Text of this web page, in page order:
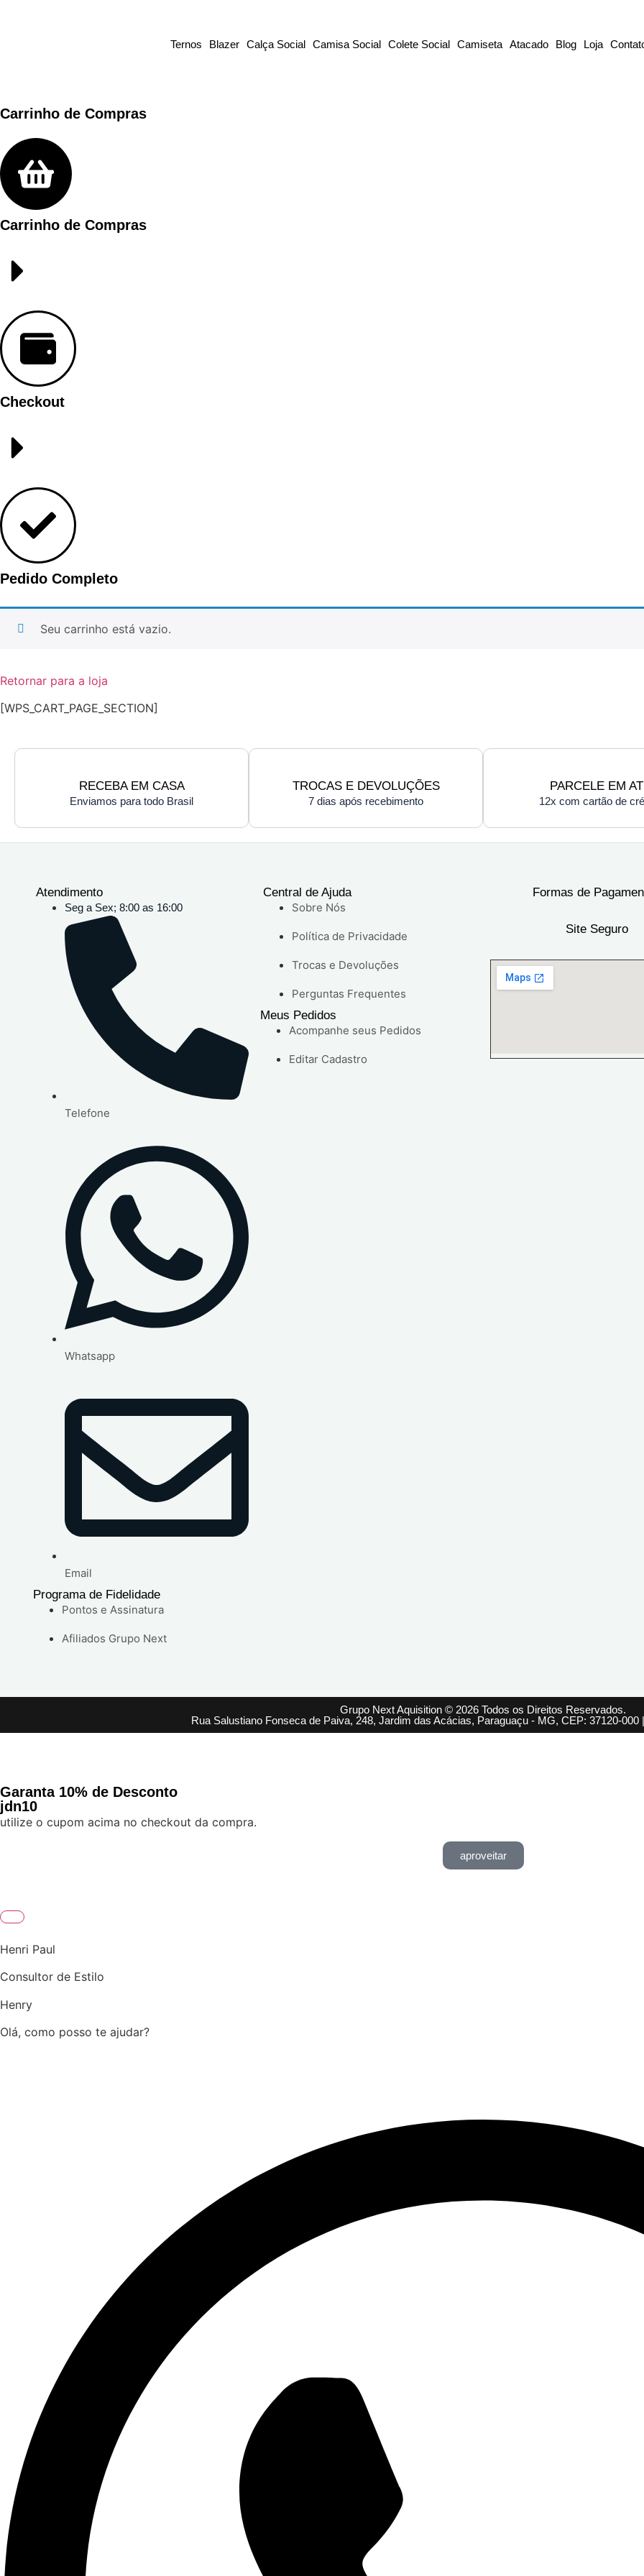
Ternos Blazer Calça Social Camisa Social Colete Social Camiseta Atacado Blog Loja
Carrinho de Compras
Carrinho de Compras
Checkout
Pedido Completo
Seu carrinho está vazio.
Retornar para a loja
[WPS_CART_PAGE_SECTION]
RECEBA EM CASA
Enviamos para todo Brasil
TROCAS E DEVOLUÇÕES
7 dias após recebimento
PARCELE EM
12x com cartão de
Atendimento
Seg a Sex; 8:00 as 16:00
Telefone
Whatsapp
Email
Programa de Fidelidade
Pontos e Assinatura
Afiliados Grupo Next
Central de Ajuda
Sobre Nós
Política de Privacidade
Trocas e Devoluções
Perguntas Frequentes
Meus Pedidos
Acompanhe seus Pedidos
Editar Cadastro
Formas de
Site Seguro
Grupo Next Aquisition © 2026 Todos os Direitos Reservados.
Rua Salustiano Fonseca de Paiva, 248, Jardim das Acácias, Paraguaçu - MG, CEP: 37120-000
Garanta 10% de Desconto
jdn10
utilize o cupom acima no checkout da compra.
aproveitar
Henri Paul
Consultor de Estilo
Henry
Olá, como posso te ajudar?